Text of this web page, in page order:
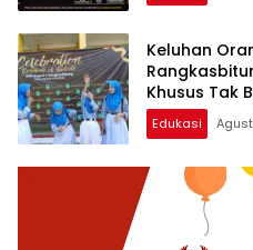
Keluhan
Khusus Tak
Memberatkan
Edukasi